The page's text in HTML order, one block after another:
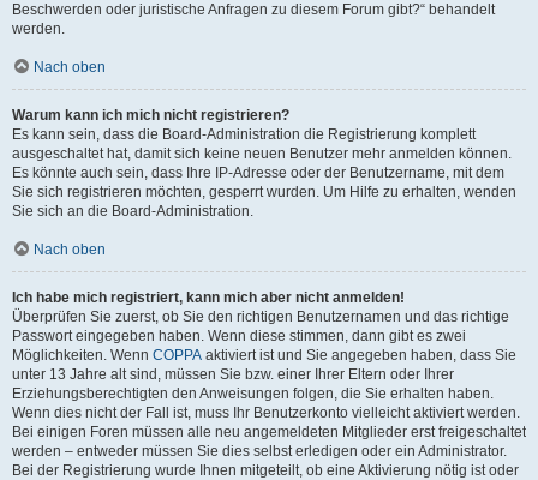
Beschwerden oder juristische Anfragen zu diesem Forum gibt?“ behandelt
werden.
Nach oben
Warum kann ich mich nicht registrieren?
Es kann sein, dass die Board-Administration die Registrierung komplett
ausgeschaltet hat, damit sich keine neuen Benutzer mehr anmelden können.
Es könnte auch sein, dass Ihre IP-Adresse oder der Benutzername, mit dem
Sie sich registrieren möchten, gesperrt wurden. Um Hilfe zu erhalten, wenden
Sie sich an die Board-Administration.
Nach oben
Ich habe mich registriert, kann mich aber nicht anmelden!
Überprüfen Sie zuerst, ob Sie den richtigen Benutzernamen und das richtige
Passwort eingegeben haben. Wenn diese stimmen, dann gibt es zwei
Möglichkeiten. Wenn COPPA aktiviert ist und Sie angegeben haben, dass Sie
unter 13 Jahre alt sind, müssen Sie bzw. einer Ihrer Eltern oder Ihrer
Erziehungsberechtigten den Anweisungen folgen, die Sie erhalten haben.
Wenn dies nicht der Fall ist, muss Ihr Benutzerkonto vielleicht aktiviert werden.
Bei einigen Foren müssen alle neu angemeldeten Mitglieder erst freigeschaltet
werden – entweder müssen Sie dies selbst erledigen oder ein Administrator.
Bei der Registrierung wurde Ihnen mitgeteilt, ob eine Aktivierung nötig ist oder